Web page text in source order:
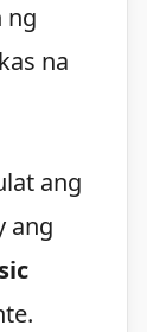
ng
na
ang
ang